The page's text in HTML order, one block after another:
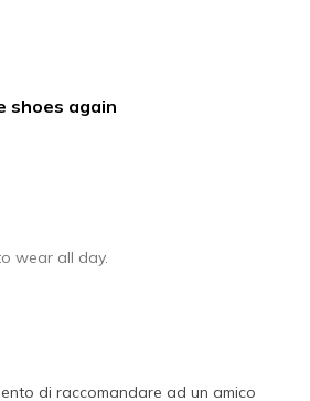
shoes again
wear all day.
di raccomandare ad un amico